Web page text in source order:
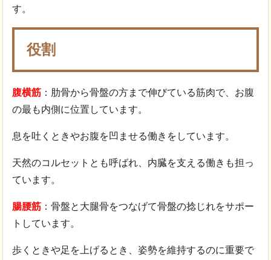
す。
役割
腹横筋 ：肋骨から骨盤の方まで伸びている筋肉で、お腹
の最も内側に位置しています。
息を吐くときやお腹を凹ませる働きをしています。
天然のコルセットとも呼ばれ、内臓を支える働きも担っ
ています。
腸腰筋 ：骨盤と大腿骨をつなげて骨盤の捻じれをサポー
トしています。
歩くときや足を上げるとき、姿勢を維持するのに重要で